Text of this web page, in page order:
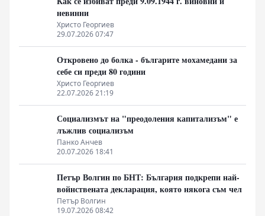
невинни
Христо Георгиев
29.07.2026 07:47
Откровено до болка - българите мохамедани за
себе си преди 80 години
Христо Георгиев
22.07.2026 21:19
Социализмът на "преодоления капитализъм" е
лъжлив социализъм
Панко Анчев
20.07.2026 18:41
Петър Волгин по БНТ: България подкрепи най-
войнствената декларация, която някога съм чел
Петър Волгин
19.07.2026 08:42